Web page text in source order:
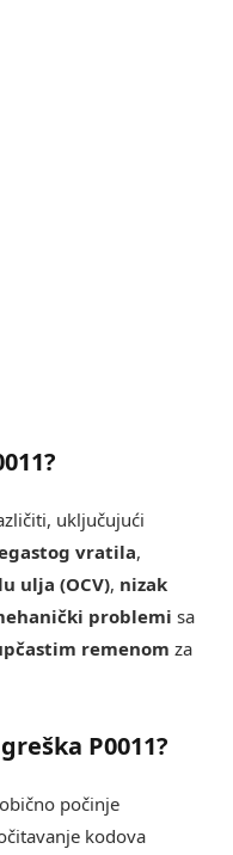
uključujući
vratila,
ulja (OCV), nizak
problemi sa
remenom za
P0011?
obično počinje
kodova